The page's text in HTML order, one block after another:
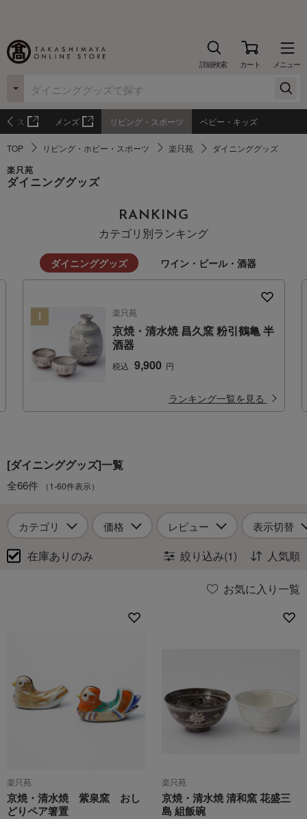
詳細検索 カート メニュー
ース メンズ リビング・スポーツ ベビー・キッズ
TOP リビング・ホビー・スポーツ 楽只苑 ダイニンググッズ
楽只苑
ダイニンググッズ
RANKING
カテゴリ別ランキング
ダイニンググッズ ワイン・ビール・酒器
楽只苑
京焼・清水焼 昌久窯 粉引鶴亀 半
酒器
税込 9,900 円
ランキング一覧を見る
[ダイニンググッズ]一覧
全66件 （1-60件表示）
カテゴリ 価格 レビュー 表示切替
在庫ありのみ 絞り込み(1) 人気順
お気に入り一覧
楽只苑
京焼・清水焼 紫泉窯 おし
どりペア箸置
楽只苑
京焼・清水焼 清和窯 花盛三
島 組飯碗